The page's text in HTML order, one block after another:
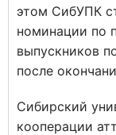
этом СибУПК
номинации по
выпускников
после
Сибирский
кооперации